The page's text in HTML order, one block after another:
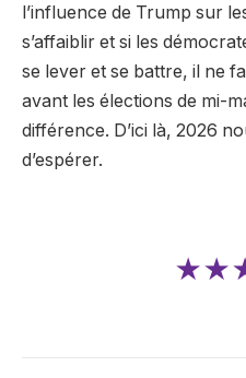
l’influence de Trump sur
s’affaiblir et si les
se lever et se battre, il ne
avant les élections de mi-
différence. D’ici là, 2026
d’espérer.